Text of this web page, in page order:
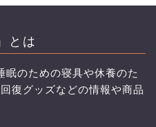
とは
眠のための寝具や休養のた
復グッズなどの情報や商品